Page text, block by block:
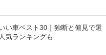
い車ベスト30｜独断と偏見で選
気ランキングも